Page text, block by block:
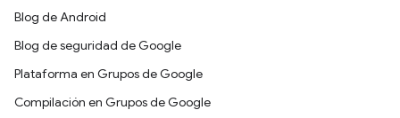
Blog de Android
Blog de seguridad de Google
Plataforma en Grupos de Google
Compilación en Grupos de Google